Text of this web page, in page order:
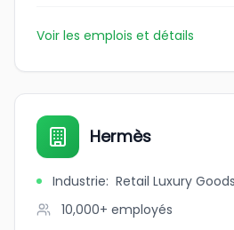
Voir les emplois et détails
Hermès
Industrie: Retail Luxury
10,000+ employés